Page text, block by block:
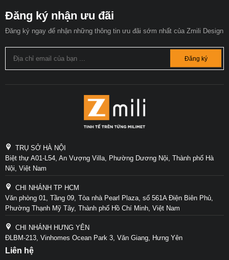
Đăng ký nhận ưu đãi
Đăng ký ngay để nhận những thông tin ưu đãi sớm nhất của Zmili Design
Đăng ký
TRỤ SỞ HÀ NỘI
Biệt thự A01-L54, An Vượng Villa, Phường Dương Nội, Thành phố Hà
Nội, Việt Nam
CHI NHÁNH TP HCM
Văn phòng 01, Tầng 09, Tòa nhà Pearl Plaza, số 561A Điện Biên Phủ,
Phường Thạnh Mỹ Tây, Thành phố Hồ Chí Minh, Việt Nam
CHI NHÁNH HƯNG YÊN
ĐLBM-213, Vinhomes Ocean Park 3, Văn Giang, Hưng Yên
Liên hệ